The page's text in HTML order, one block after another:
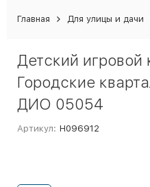
Главная Для улицы и дачи
Детский игровой
Городские
ДИО 05054
Артикул: Н096912